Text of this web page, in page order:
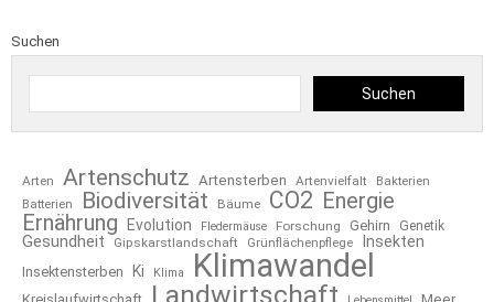
Suchen
Suchen
Arten Artenschutz Artensterben Artenvielfalt
Bakterien
Batterien
Biodiversität Bäume CO2 Energie
Ernährung
Evolution Fledermäuse Forschung Gehirn Genetik
Gesundheit Gipskarstlandschaft Grünflächenpflege Insekten
Insektensterben Ki Klima Klimawandel
Landwirtschaft